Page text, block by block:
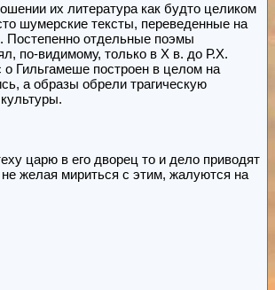
их литература как будто целиком
шумерские тексты, переведенные на
Постепенно отдельные поэмы
по-видимому, только в Х в. до Р.Х.
Гильгамеше построен в целом на
а образы обрели трагическую
царю в его дворец то и дело приводят
желая мириться с этим, жалуются на